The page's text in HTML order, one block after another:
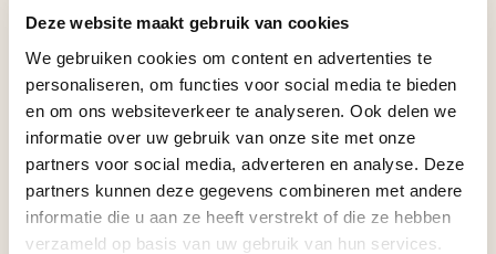
Deze website maakt gebruik van cookies
We gebruiken cookies om content en advertenties te
personaliseren, om functies voor social media te bieden
en om ons websiteverkeer te analyseren. Ook delen we
informatie over uw gebruik van onze site met onze
partners voor social media, adverteren en analyse. Deze
partners kunnen deze gegevens combineren met andere
informatie die u aan ze heeft verstrekt of die ze hebben
verzameld op basis van uw gebruik van hun services.
behandelingen, aangepast aan uw unieke behoeften. Onze
behandelingen omvatten bekkenfysiotherapie,
chiropractische zorg en indien nodig combinatie van deze
methoden.
Ons doel is om een behandelplan te ontwikkelen dat zich
richt op het verminderen van uw pijn en het verbeteren van
uw algehele levenskwaliteit.Neemcontact met ons op.